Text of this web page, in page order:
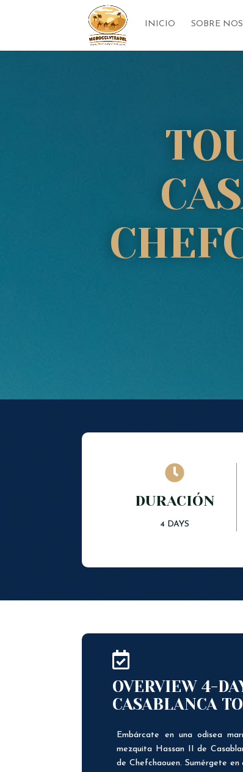
INICIO SOBRE

DURACIÓN
4 DAYS

OVERVIEW 4-
CASABLANCA
Embárcate en una odisea
mezquita Hassan II de
de Chefchaouen. Sumérgete